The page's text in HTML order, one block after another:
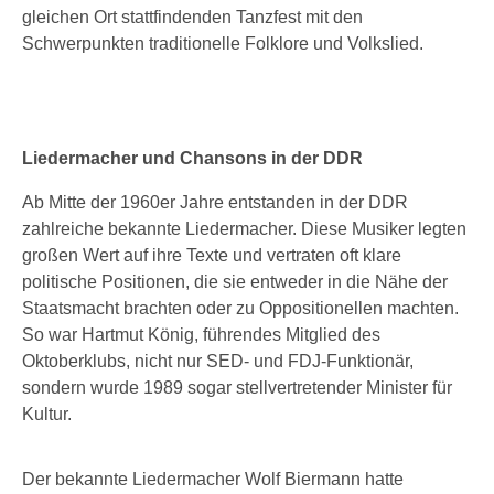
gleichen Ort stattfindenden Tanzfest mit den
Schwerpunkten traditionelle Folklore und Volkslied.
Liedermacher und Chansons in der DDR
Ab Mitte der 1960er Jahre entstanden in der DDR
zahlreiche bekannte Liedermacher. Diese Musiker legten
großen Wert auf ihre Texte und vertraten oft klare
politische Positionen, die sie entweder in die Nähe der
Staatsmacht brachten oder zu Oppositionellen machten.
So war Hartmut König, führendes Mitglied des
Oktoberklubs, nicht nur SED- und FDJ-Funktionär,
sondern wurde 1989 sogar stellvertretender Minister für
Kultur.
Der bekannte Liedermacher Wolf Biermann hatte